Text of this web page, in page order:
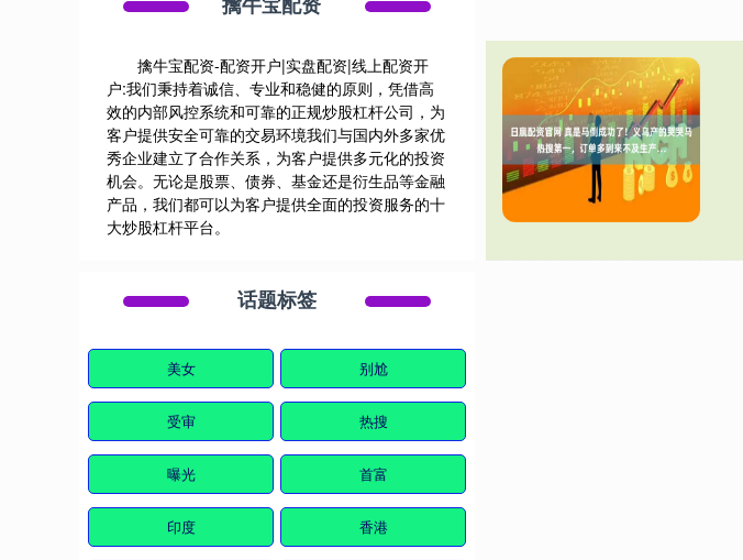
擒牛宝配资-配资开户|实盘配资|线上配资开
户:我们秉持着诚信、专业和稳健的原则，凭借高
效的内部风控系统和可靠的正规炒股杠杆公司，为
客户提供安全可靠的交易环境我们与国内外多家优
秀企业建立了合作关系，为客户提供多元化的投资
机会。无论是股票、债券、基金还是衍生品等金融
产品，我们都可以为客户提供全面的投资服务的十
大炒股杠杆平台。
话题标签
美女 别尬
受审 热搜
曝光 首富
印度 香港